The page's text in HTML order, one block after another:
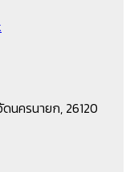
นครนายก, 26120